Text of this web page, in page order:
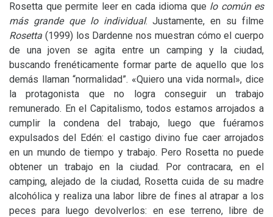
Rosetta que permite leer en cada idioma que lo común es
más grande que lo individual. Justamente, en su filme
Rosetta (1999) los Dardenne nos muestran cómo el cuerpo
de una joven se agita entre un camping y la ciudad,
buscando frenéticamente formar parte de aquello que los
demás llaman “normalidad”. «Quiero una vida normal», dice
la protagonista que no logra conseguir un trabajo
remunerado. En el Capitalismo, todos estamos arrojados a
cumplir la condena del trabajo, luego que fuéramos
expulsados del Edén: el castigo divino fue caer arrojados
en un mundo de tiempo y trabajo. Pero Rosetta no puede
obtener un trabajo en la ciudad. Por contracara, en el
camping, alejado de la ciudad, Rosetta cuida de su madre
alcohólica y realiza una labor libre de fines al atrapar a los
peces para luego devolverlos: en ese terreno, libre de